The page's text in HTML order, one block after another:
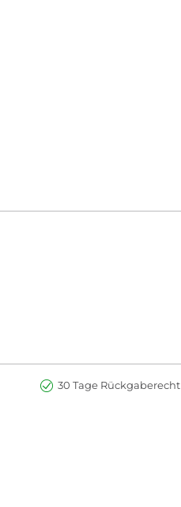
30 Tage Rückgaberecht